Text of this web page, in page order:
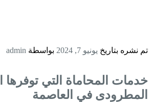
تم نشره بتاريخ يونيو 7, 2024 بواسطة admin
خدمات المحاماة التي توفرها
المطرودى في العاصمة